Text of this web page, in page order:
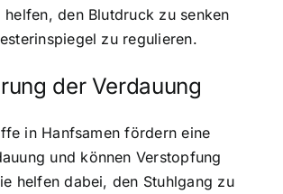
helfen, den Blutdruck zu senken
zu regulieren.
der Verdauung
in Hanfsamen fördern eine
und können Verstopfung
helfen dabei, den Stuhlgang zu